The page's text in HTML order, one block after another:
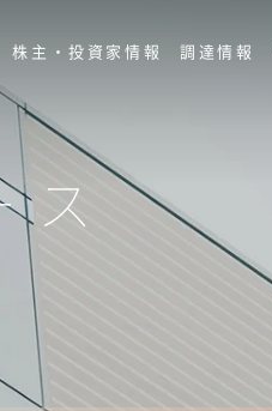
株主・投資家情報 調達情報
ス